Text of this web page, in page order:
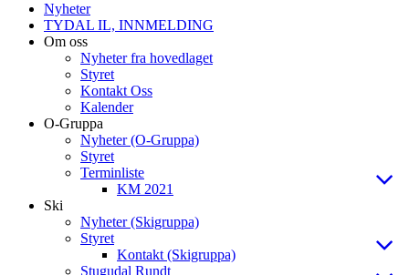
Nyheter
TYDAL IL, INNMELDING
Om oss
Nyheter fra hovedlaget
Styret
Kontakt Oss
Kalender
O-Gruppa
Nyheter (O-Gruppa)
Styret
Terminliste
KM 2021
Ski
Nyheter (Skigruppa)
Styret
Kontakt (Skigruppa)
Stugudal Rundt